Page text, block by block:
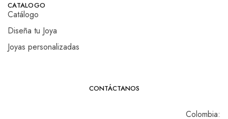
CATALOGO
Catálogo
Diseña tu Joya
Joyas personalizadas
CONTÁCTANOS
Colombia: